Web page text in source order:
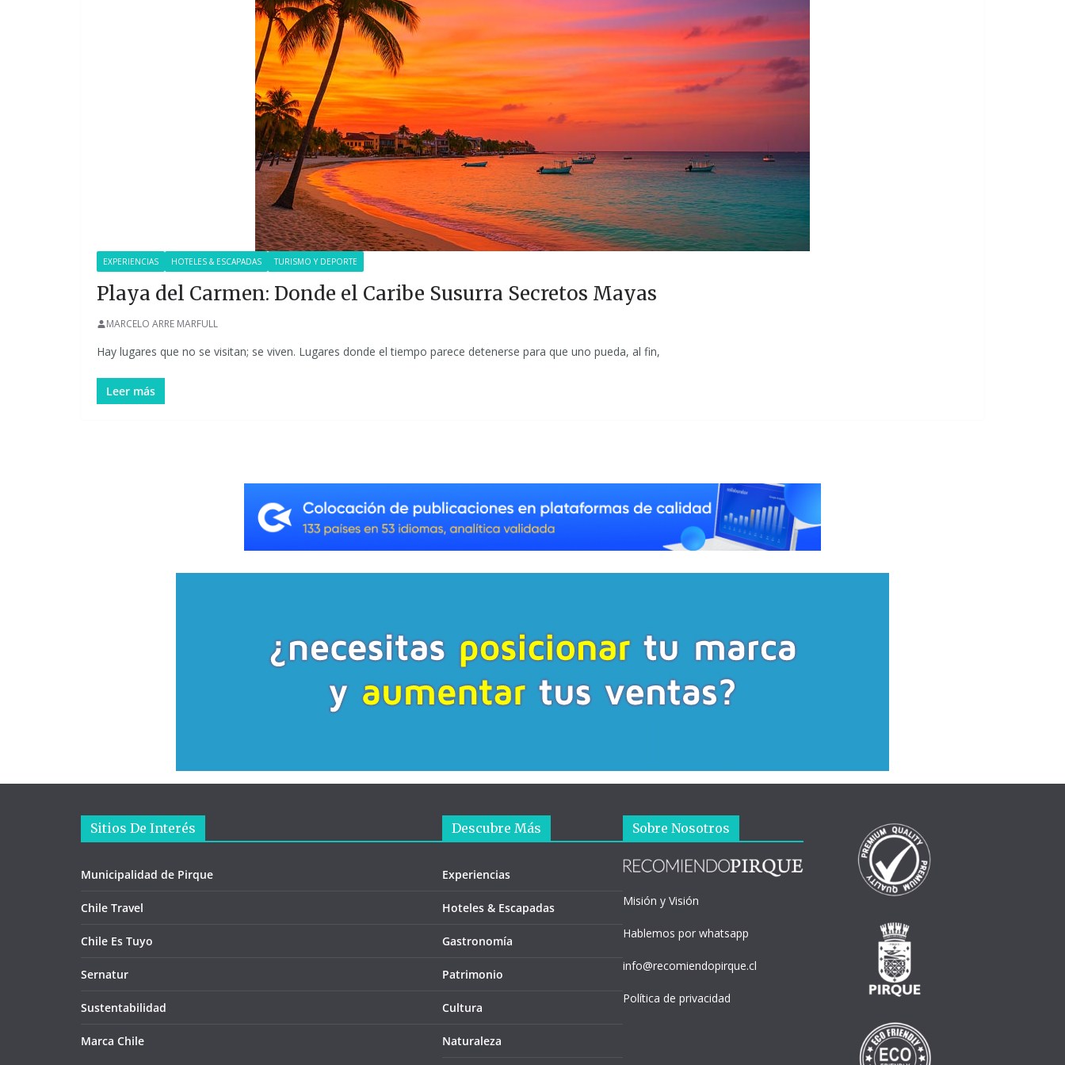
EXPERIENCIAS HOTELES & ESCAPADAS TURISMO Y DEPORTE
Playa del Carmen: Donde el Caribe Susurra Secretos Mayas
MARCELO ARRE MARFULL
Hay lugares que no se visitan; se viven. Lugares donde el tiempo parece detenerse para que uno pueda, al fin,
Leer más
Sitios De Interés
Municipalidad de Pirque
Chile Travel
Chile Es Tuyo
Sernatur
Sustentabilidad
Marca Chile
Descubre Más
Experiencias
Hoteles & Escapadas
Gastronomía
Patrimonio
Cultura
Naturaleza
Sobre Nosotros
Misión y Visión
Hablemos por whatsapp
info@recomiendopirque.cl
Política de privacidad